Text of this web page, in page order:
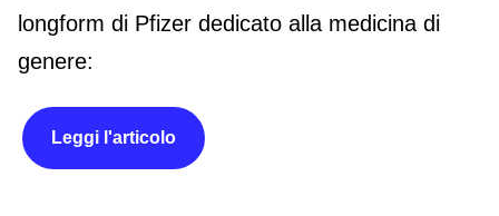
longform di Pfizer dedicato alla medicina di
genere:
Leggi l'articolo